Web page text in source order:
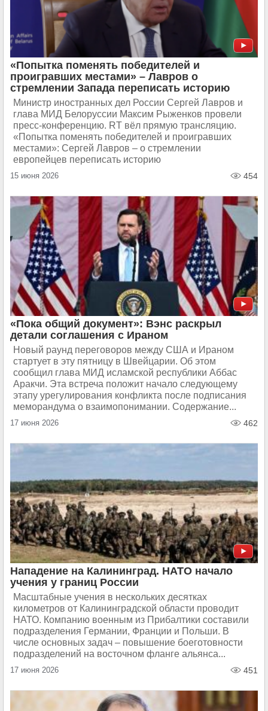
«Попытка поменять победителей и
проигравших местами» – Лавров о
стремлении Запада переписать историю
Министр иностранных дел России Сергей Лавров и
глава МИД Белоруссии Максим Рыженков провели
пресс-конференцию. RT вёл прямую трансляцию.
«Попытка поменять победителей и проигравших
местами»: Сергей Лавров – о стремлении
европейцев переписать историю
15 июня 2026 454
«Пока общий документ»: Вэнс раскрыл
детали соглашения с Ираном
Новый раунд переговоров между США и Ираном
стартует в эту пятницу в Швейцарии. Об этом
сообщил глава МИД исламской республики Аббас
Аракчи. Эта встреча положит начало следующему
этапу урегулирования конфликта после подписания
меморандума о взаимопонимании. Содержание...
17 июня 2026 462
Нападение на Калининград. НАТО начало
учения у границ России
Масштабные учения в нескольких десятках
километров от Калининградской области проводит
НАТО. Компанию военным из Прибалтики составили
подразделения Германии, Франции и Польши. В
числе основных задач – повышение боеготовности
подразделений на восточном фланге альянса...
17 июня 2026 451